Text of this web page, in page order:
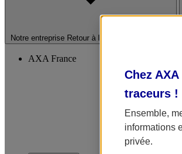
Notre entreprise Retour à la section précédente
AXA France
Chez
traceurs !
Ensemble,
informations
privée.